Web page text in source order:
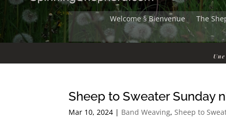
Welcome § Bienvenue The
Sheep to Sweater Sunday
Mar 10, 2024 | Band Weaving,Sheep to